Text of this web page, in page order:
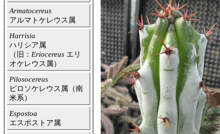
Armatocereus
アルマトケレウス属
Harrisia
ハリシア属
（旧： Eriocereus エリ
オケレウス属）
Pilosocereus
ピロソケレウス属（南
米系）
Espostoa
エスポストア属